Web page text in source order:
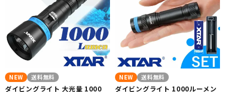
NEW 送料無料
ダイビングライト 大光量 1000
NEW 送料無料
ダイビングライト 1000ルーメン